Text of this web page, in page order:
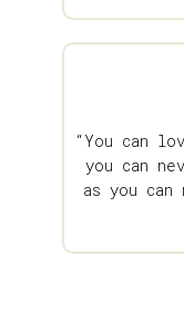
“You can
you can
as you can